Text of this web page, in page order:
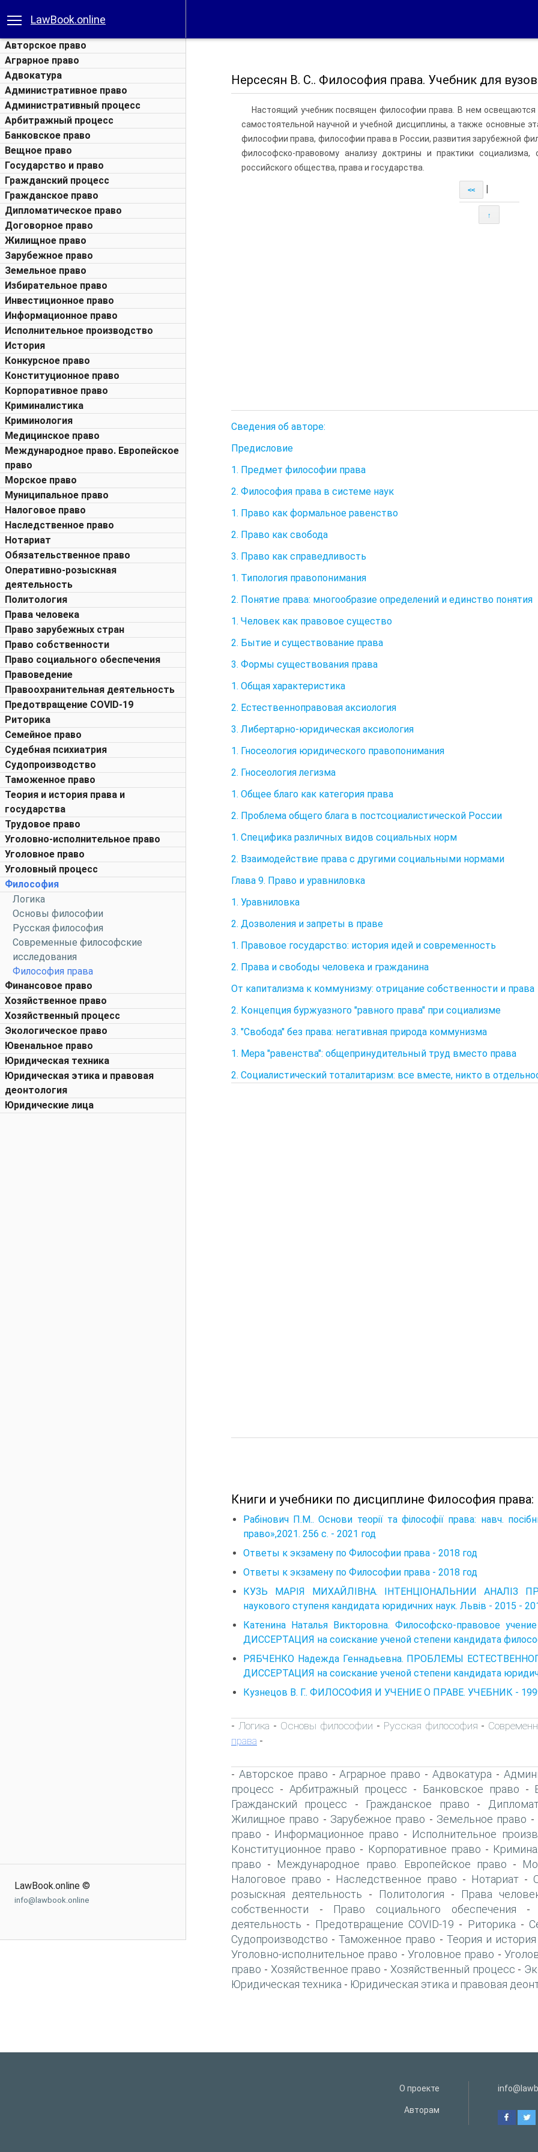
LawBook.online
Авторское право
Аграрное право
Адвокатура
Административное право
Административный процесс
Арбитражный процесс
Банковское право
Вещное право
Государство и право
Гражданский процесс
Гражданское право
Дипломатическое право
Договорное право
Жилищное право
Зарубежное право
Земельное право
Избирательное право
Инвестиционное право
Информационное право
Исполнительное производство
История
Конкурсное право
Конституционное право
Корпоративное право
Криминалистика
Криминология
Медицинское право
Международное право. Европейское
право
Морское право
Муниципальное право
Налоговое право
Наследственное право
Нотариат
Обязательственное право
Оперативно-розыскная
деятельность
Политология
Права человека
Право зарубежных стран
Право собственности
Право социального обеспечения
Правоведение
Правоохранительная деятельность
Предотвращение COVID-19
Риторика
Семейное право
Судебная психиатрия
Судопроизводство
Таможенное право
Теория и история права и
государства
Трудовое право
Уголовно-исполнительное право
Уголовное право
Уголовный процесс
Философия
Логика
Основы философии
Русская философия
Современные философские
исследования
Философия права
Финансовое право
Хозяйственное право
Хозяйственный процесс
Экологическое право
Ювенальное право
Юридическая техника
Юридическая этика и правовая
деонтология
Юридические лица
LawBook.online ©
info@lawbook.online
Нерсесян В. С.. Философия права. Учебник для
Настоящий учебник посвящен философии права. В нем
самостоятельной научной и учебной дисциплины, а также основные
философии права, философии права в России, развития зарубежной
философско-правовому анализу доктрины и практики социализма,
российского общества, права и государства.
<<
↑
Сведения об авторе:
Предисловие
1. Предмет философии права
2. Философия права в системе наук
1. Право как формальное равенство
2. Право как свобода
3. Право как справедливость
1. Типология правопонимания
2. Понятие права: многообразие определений и единство понятия
1. Человек как правовое существо
2. Бытие и существование права
3. Формы существования права
1. Общая характеристика
2. Естественноправовая аксиология
3. Либертарно-юридическая аксиология
1. Гносеология юридического правопонимания
2. Гносеология легизма
1. Общее благо как категория права
2. Проблема общего блага в постсоциалистической России
1. Специфика различных видов социальных норм
2. Взаимодействие права с другими социальными нормами
Глава 9. Право и уравниловка
1. Уравниловка
2. Дозволения и запреты в праве
1. Правовое государство: история идей и современность
2. Права и свободы человека и гражданина
От капитализма к коммунизму: отрицание собственности и права
2. Концепция буржуазного "равного права" при социализме
3. "Свобода" без права: негативная природа коммунизма
1. Мера "равенства": общепринудительный труд вместо права
2. Социалистический тоталитаризм: все вместе, никто в
Книги и учебники по дисциплине Философия права:
Рабінович П.М.. Основи теорії та філософії права: навч.
право»,2021. 256 с. - 2021 год
Ответы к экзамену по Философии права - 2018 год
Ответы к экзамену по Философии права - 2018 год
КУЗЬ МАРІЯ МИХАЙЛІВНА. ІНТЕНЦІОНАЛЬНИИ АНАЛІЗ
наукового ступеня кандидата юридичних наук. Львів - 2015 -
Катенина Наталья Викторовна. Философско-правовое
ДИССЕРТАЦИЯ на соискание ученой степени кандидата
РЯБЧЕНКО Надежда Геннадьевна. ПРОБЛЕМЫ
ДИССЕРТАЦИЯ на соискание ученой степени кандидата
Кузнецов В. Г.. ФИЛОСОФИЯ И УЧЕНИЕ О ПРАВЕ. УЧЕБНИК -
- Логика - Основы философии - Русская философия -
права -
- Авторское право -Аграрное право - Адвокатура -
процесс - Арбитражный процесс - Банковское право -
Гражданский процесс - Гражданское право -
Жилищное право - Зарубежное право - Земельное право -
право - Информационное право - Исполнительное
Конституционное право - Корпоративное право -
право - Международное право. Европейское право -
Налоговое право - Наследственное право - Нотариат -
розыскная деятельность - Политология -
Права
собственности - Право социального обеспечения
деятельность - Предотвращение COVID-19 - Риторика -
Судопроизводство -Таможенное право - Теория и
Уголовно-исполнительное право -Уголовное право -
право - Хозяйственное право - Хозяйственный процесс -
Юридическая техника - Юридическая этика и правовая
О проекте
Авторам